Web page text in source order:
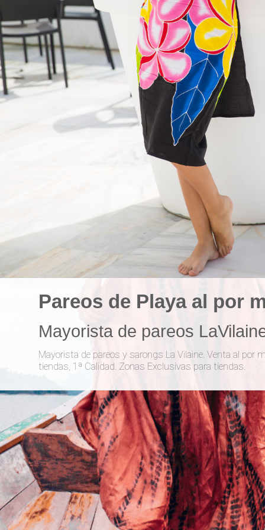
Pareos de Playa al por
Mayorista de pareos
Mayorista de pareos y sarongs La Vilaine. Venta al por
tiendas, 1ª Calidad. Zonas Exclusivas para tiendas.